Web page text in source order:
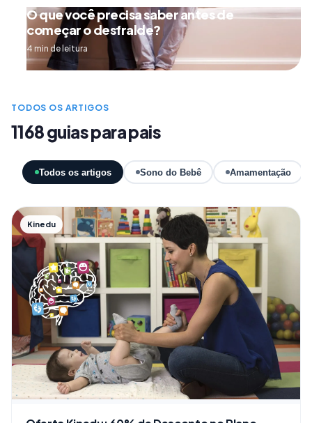
O que você precisa saber antes de
começar o desfralde?
4 min de leitura
TODOS OS ARTIGOS
1168 guias para pais
Todos os artigos Sono do Bebê Amamentação
Kinedu